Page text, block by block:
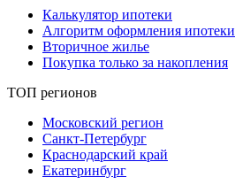
Калькулятор ипотеки
Алгоритм оформления ипотеки
Вторичное жилье
Покупка только за накопления
ТОП регионов
Московский регион
Санкт-Петербург
Краснодарский край
Екатеринбург